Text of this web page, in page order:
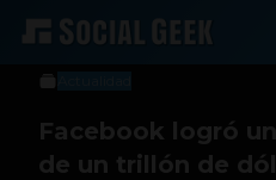
Social Geek
29 de junio de 2021
Facebook logró
de un trillón de